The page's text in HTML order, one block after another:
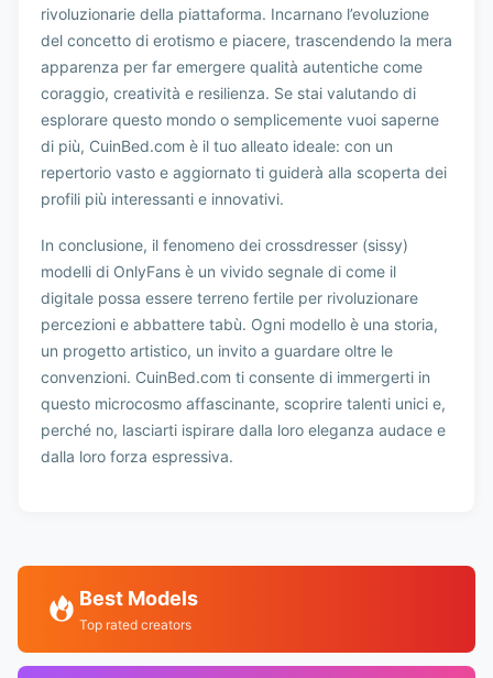
rivoluzionarie della piattaforma. Incarnano l’evoluzione
del concetto di erotismo e piacere, trascendendo la mera
apparenza per far emergere qualità autentiche come
coraggio, creatività e resilienza. Se stai valutando di
esplorare questo mondo o semplicemente vuoi saperne
di più, CuinBed.com è il tuo alleato ideale: con un
repertorio vasto e aggiornato ti guiderà alla scoperta dei
profili più interessanti e innovativi.
In conclusione, il fenomeno dei crossdresser (sissy)
modelli di OnlyFans è un vivido segnale di come il
digitale possa essere terreno fertile per rivoluzionare
percezioni e abbattere tabù. Ogni modello è una storia,
un progetto artistico, un invito a guardare oltre le
convenzioni. CuinBed.com ti consente di immergerti in
questo microcosmo affascinante, scoprire talenti unici e,
perché no, lasciarti ispirare dalla loro eleganza audace e
dalla loro forza espressiva.
Best Models
Top rated creators